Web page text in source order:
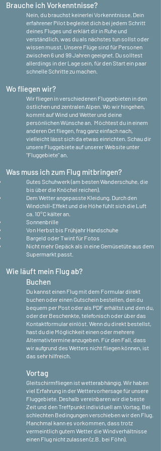
Brauche ich Vorkenntnisse?
Nein, du brauchst keinerlei Vorkenntnisse. Dein
erfahrener Pilot begleitet dich bei jedem Schritt
deines Fluges und erklärt dir in Ruhe und
verständlich, was du als nächstes tun sollst oder
wissen musst. Unsere Flüge sind für Personen
zwischen 6 und 99 Jahren geeignet. Du solltest
allerdings in der Lage sein, für den Start ein paar
schnelle Schritte zu machen.
Wo fliegen wir?
Wir fliegen in verschiedenen Fluggebieten in den
östlichen und zentralen Alpen. Wo wir hingehen,
kommt auf Wind und Wetter und deine
persönlichen Wünsche an. Möchtest du in einem
anderen Ort fliegen, frag ganz einfach nach,
vielleicht lässt sich da etwas einrichten. Schau dir
unsere Fluggebiete auf unserer Website unter
"Fluggebiete" an.
Was muss ich zum Flug mitbringen?
Gutes Schuhwerk (am besten Wanderschuhe, die
bis über die Knöchel reichen).
Dem Wetter angepasste Kleidung. Durch den
Windchill-Effekt und die Höhe fühlt sich die Luft
ca. 10°C kälter an.
Sonnenbrille
Von Herbst bis Frühjahr Handschuhe
Bargeld oder Twint für Fotos
Nicht mehr Gepäck als in eine Gemüsetüte aus dem
Supermarkt passt.
Wie läuft mein Flug ab?
Buchen
Du kannst einen Flug mit dem Formular direkt
buchen oder einen Gutschein bestellen, den du
bequem per Post oder als PDF erhältst und den du,
oder der Beschenkte, telefonisch oder über das
Kontaktformular einlöst. Wenn du direkt bestellst,
hast du die Möglichkeit einen oder mehrere
Alternativtermine anzugeben. Für den Fall, dass
wir aufgrund des Wetters nicht fliegen können, ist
das sehr hilfreich.
Vortag
Gleitschirmfliegen ist wetterabhängig. Wir haben
viel Erfahrung in der Wettervorhersage für unsere
Fluggebiete. Deshalb vereinbaren wir die beste
Zeit und den Treffpunkt individuell am Vortag. Bei
schlechten Bedingungen verschieben wir den Flug.
Manchmal kann es vorkommen, dass trotz
vermeintlich gutem Wetter die Windverhältnisse
einen Flug nicht zulassen (z.B. bei Föhn).